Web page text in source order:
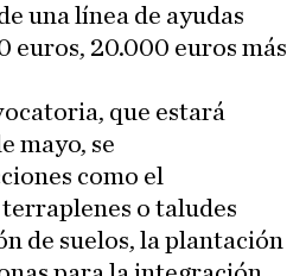
una línea de ayudas
euros, 20.000 euros más
que estará
mayo, se
como el
o taludes
de suelos, la plantación